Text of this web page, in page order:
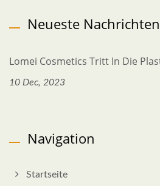
Neueste Nachrichten
Lomei Cosmetics Tritt In Die
10 Dec, 2023
Navigation
Startseite